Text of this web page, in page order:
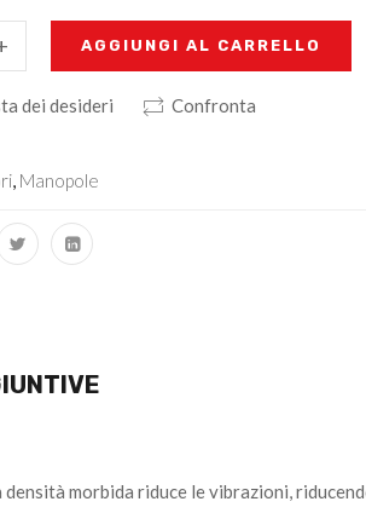
AGGIUNGI AL CARRELLO
dei desideri Confronta
Manopole
morbida riduce le vibrazioni,